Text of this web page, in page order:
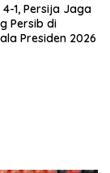
4-1, Persija Jaga
Persib di
Presiden 2026